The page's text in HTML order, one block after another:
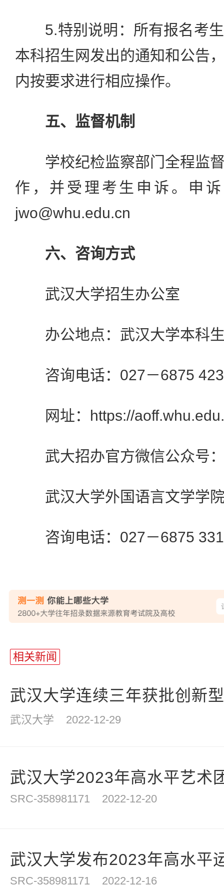
5.特别说明：所有报名考生
本科招生网发出的通知和公告
内按要求进行相应操作。
五、监督机制
学校纪检监察部门全程监督
作，并受理考生申诉。申
jwo@whu.edu.cn
六、咨询方式
武汉大学招生办公室
办公地点：武汉大学本科生
咨询电话：027－6875
网址：https://
武大招办官方微信公众号：
武汉大学外国语言文学学
咨询电话：027－6875
相关新闻
武汉大学连续三年获批创新
武汉大学 2022-12-29
武汉大学2023年高水平艺术
SRC-358981171 2022-12-20
武汉大学发布2023年高水平
SRC-358981171 2022-12-16